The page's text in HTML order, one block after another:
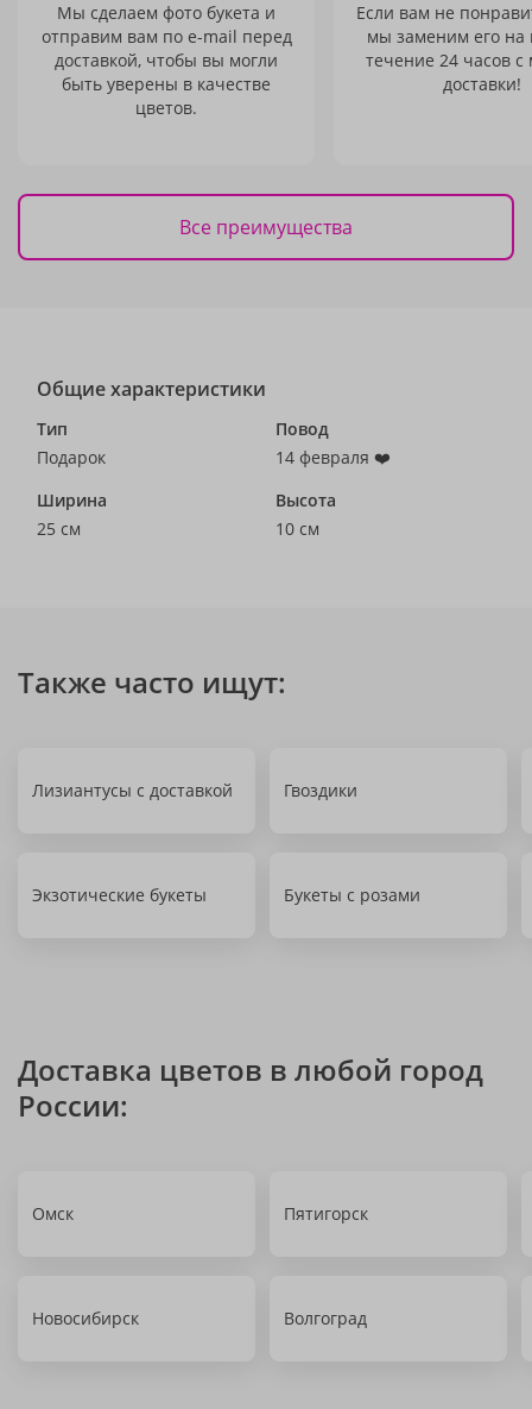
Мы сделаем фото букета и
отправим вам по e-mail перед
доставкой, чтобы вы могли
быть уверены в качестве
цветов.
Если вам не
мы заменим его на
течение 24 часов с
доставки!
Все преимущества
Общие характеристики
Тип
Подарок
Повод
14 февраля ❤️
Ширина
25 см
Высота
10 см
Также часто ищут:
Лизиантусы с доставкой Гвоздики
Экзотические букеты Букеты с розами
Доставка цветов в любой город
России:
Омск Пятигорск
Новосибирск Волгоград